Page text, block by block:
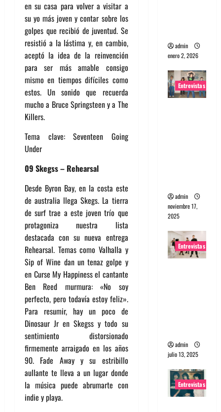
en su casa para volver a visitar a
su yo más joven y contar sobre los
golpes que recibió de juventud. Se
resistió a la lástima y, en cambio,
aceptó la idea de la reinvención
para ser más amable consigo
mismo en tiempos difíciles como
estos. Un sonido que recuerda
mucho a Bruce Springsteen y a The
Killers.
Tema clave: Seventeen Going
Under
09 Skegss – Rehearsal
Desde Byron Bay, en la costa este
de australia llega Skegs. La tierra
de surf trae a este joven trío que
protagoniza nuestra lista
destacada con su nueva entrega
Rehearsal. Temas como Valhalla y
Sip of Wine dan un tenaz golpe y
en Curse My Happiness el cantante
Ben Reed murmura: «No soy
perfecto, pero todavía estoy feliz».
Para resumir, hay un poco de
Dinosaur Jr en Skegss y todo su
sentimiento distorsionado
firmemente arraigado en los años
90. Fade Away y su estribillo
aullante te lleva a un lugar donde
la música puede abrumarte con
indie y playa.
admin
enero 2, 2026
Entrevistas
admin
noviembre 17,
2025
Entrevistas
admin
julio 13, 2025
Entrevistas